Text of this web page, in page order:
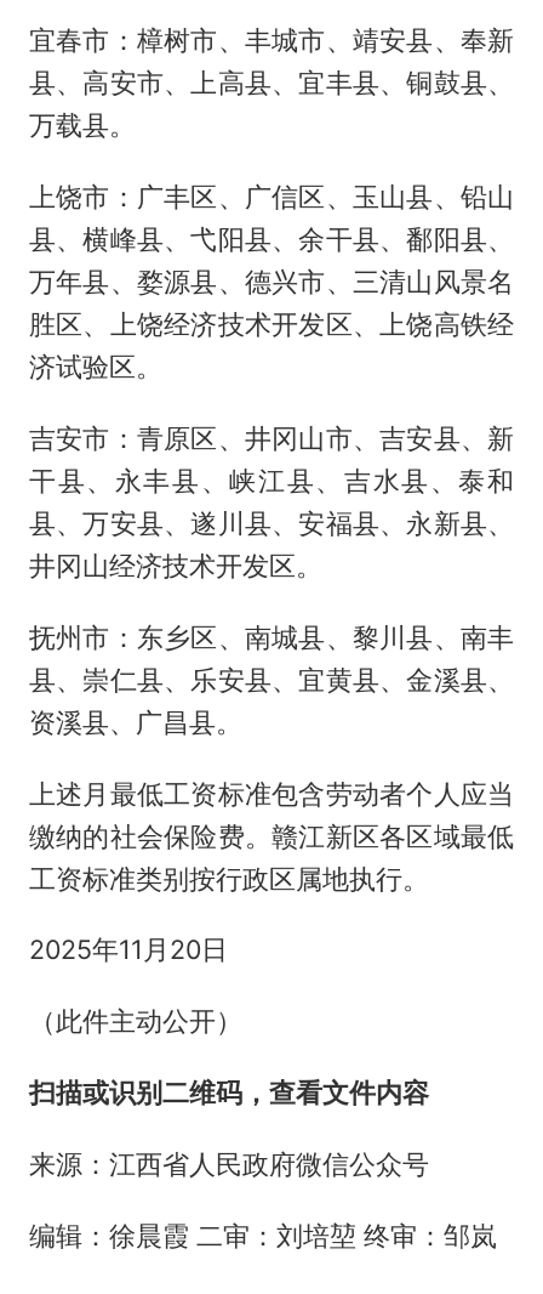
宜春市：樟树市、丰城市、靖安县、奉新
县、高安市、上高县、宜丰县、铜鼓县、
万载县。
上饶市：广丰区、广信区、玉山县、铅山
县、横峰县、弋阳县、余干县、鄱阳县、
万年县、婺源县、德兴市、三清山风景名
胜区、上饶经济技术开发区、上饶高铁经
济试验区。
吉安市：青原区、井冈山市、吉安县、新
干县、永丰县、峡江县、吉水县、泰和
县、万安县、遂川县、安福县、永新县、
井冈山经济技术开发区。
抚州市：东乡区、南城县、黎川县、南丰
县、崇仁县、乐安县、宜黄县、金溪县、
资溪县、广昌县。
上述月最低工资标准包含劳动者个人应当
缴纳的社会保险费。赣江新区各区域最低
工资标准类别按行政区属地执行。
2025年11月20日
（此件主动公开）
扫描或识别二维码， 查看文件内容
来源：江西省人民政府微信公众号
编辑：徐晨霞 二审：刘培堃 终审：邹岚